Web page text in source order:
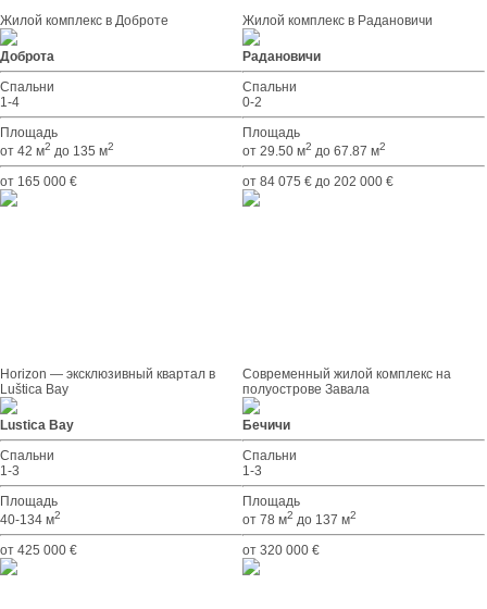
Жилой комплекс в Доброте
Доброта
Спальни
1-4
Площадь
от 42 м2 до 135 м2
от 165 000 €
Жилой комплекс в Радановичи
Радановичи
Спальни
0-2
Площадь
от 29.50 м2 до 67.87 м2
от 84 075 € до 202 000 €
Horizon — эксклюзивный квартал в
Luštica Bay
Lustica Bay
Спальни
1-3
Площадь
40-134 м2
от 425 000 €
Современный жилой комплекс на
полуострове Завала
Бечичи
Спальни
1-3
Площадь
от 78 м2 до 137 м2
от 320 000 €